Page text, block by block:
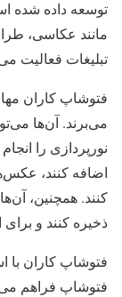
توسعه داده شده
مانند عکاسی،
تبلیغات فعالیت
فتوشاپ کاران
می‌برند. آن‌ها
نورپردازی را
اضافه کنند،
کنند. همچنین،
ذخیره کنند و
فتوشاپ کاران با
فتوشاپ فراهم